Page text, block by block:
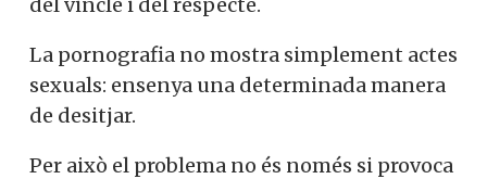
La pornografia no mostra simplement actes
sexuals: ensenya una determinada manera
de desitjar.
Per això el problema no és només si provoca